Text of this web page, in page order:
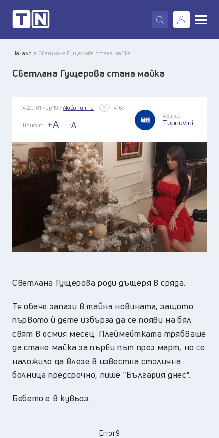
X
Начало > Светлана Гущерова стана майка
Светлана Гущерова стана майка
14:20, 01 мар 19 / Любопитно 4167
Шрифт: +A -A
Автор:
Topnovini
Светлана Гущерова роди дъщеря в сряда.
Тя обаче запази в тайна новината, защото
първото ѝ дете избърза да се появи на бял
свят в осмия месец. Плеймейтката трябваше
да стане майка за първи път през март, но се
наложило да влезе в известна столична
болница предсрочно, пише "България днес".
Бебето е в кувьоз.
Error9